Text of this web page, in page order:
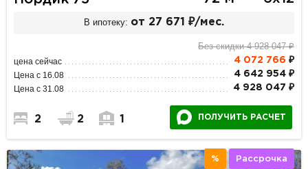
В ипотеку: от 27 671 ₽/мес.
Без скидки 4 928 047 ₽
цена сейчас 4 072 766 ₽
Цена с 16.08 4 642 954 ₽
Цена с 31.08 4 928 047 ₽
2 2 1 ПОЛУЧИТЬ РАСЧЕТ
% Рассрочка